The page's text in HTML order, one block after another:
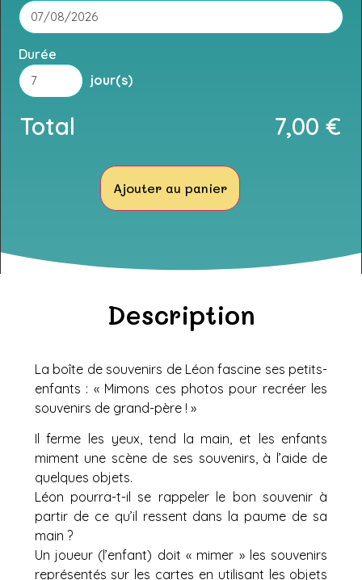
Durée
jour(s)
Total 7,00€
Ajouter au panier
Description
La boîte de souvenirs de Léon fascine ses petits-
enfants : « Mimons ces photos pour recréer les
souvenirs de grand-père ! »
Il ferme les yeux, tend la main, et les enfants
miment une scène de ses souvenirs, à l’aide de
quelques objets.
Léon pourra-t-il se rappeler le bon souvenir à
partir de ce qu’il ressent dans la paume de sa
main ?
Un joueur (l’enfant) doit « mimer » les souvenirs
représentés sur les cartes en utilisant les objets